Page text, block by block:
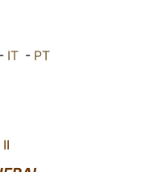
العربيّة - IT - PT